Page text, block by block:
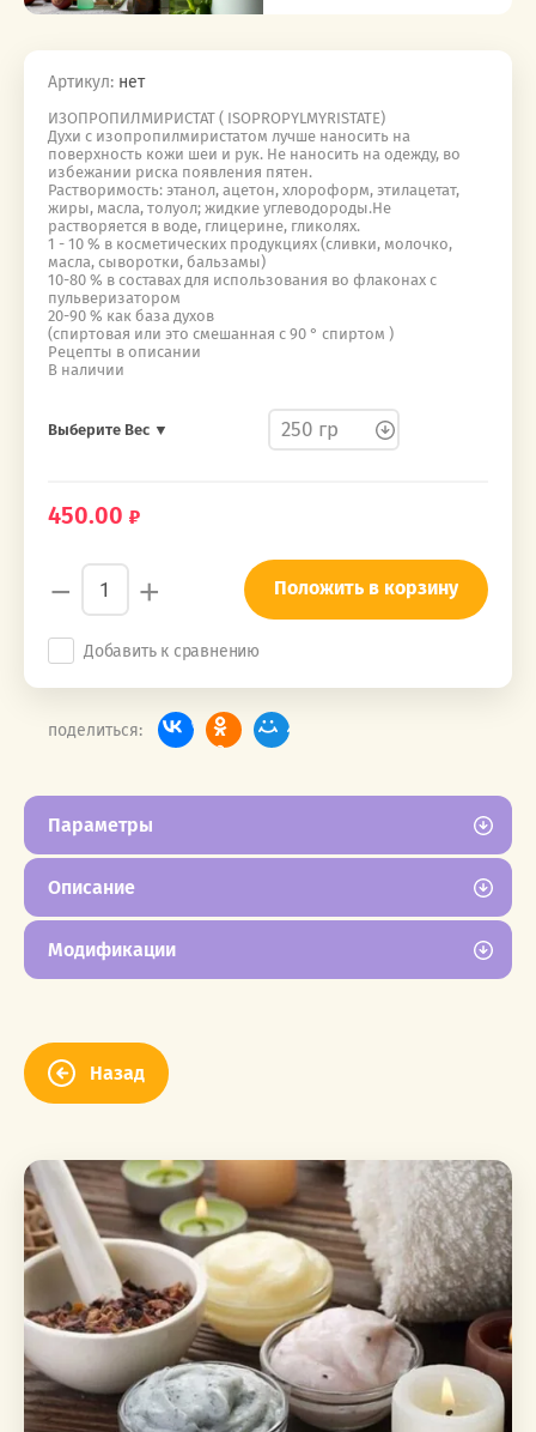
Артикул: нет
ИЗОПРОПИЛМИРИСТАТ ( ISOPROPYLMYRISTATE)
Духи c изопропилмиристатом лучше наносить на
поверхность кожи шеи и рук. Не наносить на одежду, во
избежании риска появления пятен.
Растворимость: этанол, ацетон, хлороформ, этилацетат,
жиры, масла, толуол; жидкие углеводороды.Не
растворяется в воде, глицерине, гликолях.
1 - 10 % в косметических продукциях (сливки, молочко,
масла, сыворотки, бальзамы)
10-80 % в составах для использования во флаконах с
пульверизатором
20-90 % как база духов
(спиртовая или это смешанная с 90 ° спиртом )
Рецепты в описании
В наличии
Выберите Вес ▼
450.00
− + Положить в корзину
Добавить к сравнению
поделиться:
Параметры
Описание
Модификации
Назад